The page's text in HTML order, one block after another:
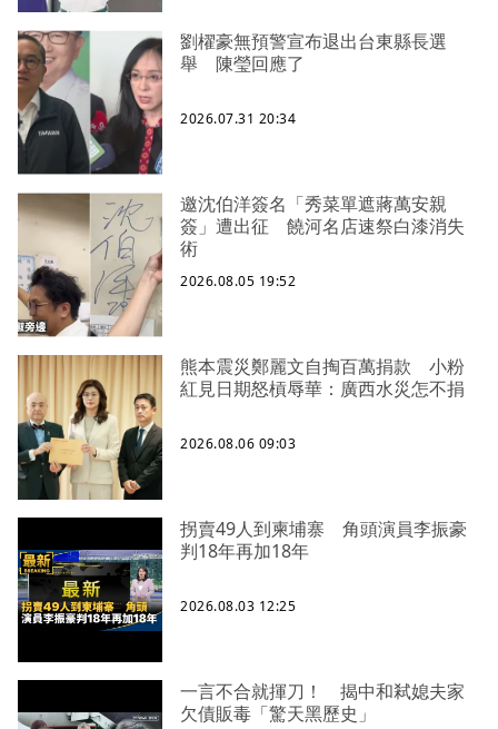
劉櫂豪無預警宣布退出台東縣長選
舉 陳瑩回應了
2026.07.31 20:34
邀沈伯洋簽名「秀菜單遮蔣萬安親
簽」遭出征 饒河名店速祭白漆消失
術
2026.08.05 19:52
熊本震災鄭麗文自掏百萬捐款 小粉
紅見日期怒槓辱華：廣西水災怎不捐
2026.08.06 09:03
拐賣49人到柬埔寨 角頭演員李振豪
判18年再加18年
2026.08.03 12:25
一言不合就揮刀！ 揭中和弒媳夫家
欠債販毒「驚天黑歷史」